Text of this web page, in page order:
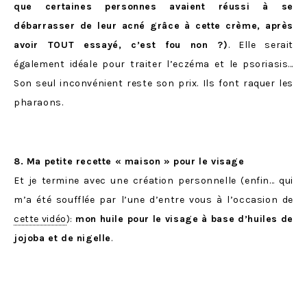
que certaines personnes avaient réussi à se
débarrasser de leur acné grâce à cette crème, après
avoir TOUT essayé, c’est fou non ?). Elle serait
également idéale pour traiter l’eczéma et le psoriasis…
Son seul inconvénient reste son prix. Ils font raquer les
pharaons.
8. Ma petite recette « maison » pour le visage
Et je termine avec une création personnelle (enfin… qui
m’a été soufflée par l’une d’entre vous à l’occasion de
cette vidéo): mon huile pour le visage à base d’huiles de
jojoba et de nigelle.